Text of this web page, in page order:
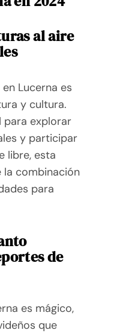
al aire
Lucerna es
y cultura.
para explorar
y participar
libre, esta
combinación
para
de
es mágico,
que